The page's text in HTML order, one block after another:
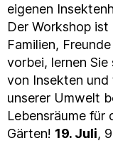
eigenen
Der Workshop
Familien,
vorbei, lernen
von Insekten
unserer Umwelt
Lebensräume für
Gärten! 19. Juli,